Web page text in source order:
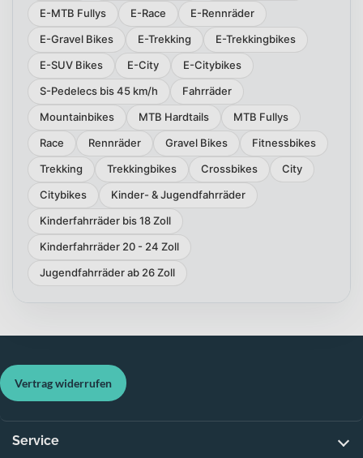
E-MTB Fullys
E-Race
E-Rennräder
E-Gravel Bikes
E-Trekking
E-Trekkingbikes
E-SUV Bikes
E-City
E-Citybikes
S-Pedelecs bis 45 km/h
Fahrräder
Mountainbikes
MTB Hardtails
MTB Fullys
Race
Rennräder Gravel Bikes
Fitnessbikes
Trekking
Trekkingbikes Crossbikes
City
Citybikes
Kinder- & Jugendfahrräder
Kinderfahrräder bis 18 Zoll
Kinderfahrräder 20 - 24 Zoll
Jugendfahrräder ab 26 Zoll
Vertrag widerrufen
Service